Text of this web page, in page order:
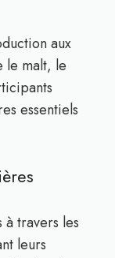
aux
le malt, le
essentiels
à travers les
leurs